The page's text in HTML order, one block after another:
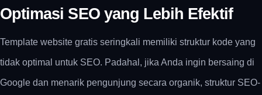
Optimasi SEO yang Lebih Efektif
Template website gratis seringkali memiliki struktur kode yang
tidak optimal untuk SEO. Padahal, jika Anda ingin bersaing di
Google dan menarik pengunjung secara organik, struktur SEO-